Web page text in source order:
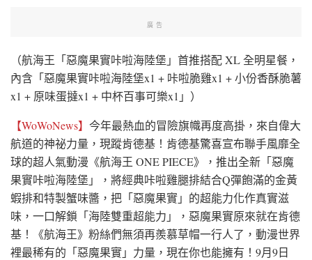
廣告
（航海王「惡魔果實咔啦海陸堡」首推搭配 XL 全明星餐，
內含「惡魔果實咔啦海陸堡x1 + 咔啦脆雞x1 + 小份香酥脆薯
x1 + 原味蛋撻x1 + 中杯百事可樂x1」）
【WoWoNews】 今年最熱血的冒險旗幟再度高掛，來自偉大
航道的神祕力量，現蹤肯德基！肯德基驚喜宣布聯手風靡全
球的超人氣動漫《航海王 ONE PIECE》，推出全新「惡魔
果實咔啦海陸堡」，將經典咔啦雞腿排結合Q彈飽滿的金黃
蝦排和特製蟹味醬，把「惡魔果實」的超能力化作真實滋
味，一口解鎖「海陸雙重超能力」，惡魔果實原來就在肯德
基！《航海王》粉絲們無須再羨慕草帽一行人了，動漫世界
裡最稀有的「惡魔果實」力量，現在你也能擁有！9月9日